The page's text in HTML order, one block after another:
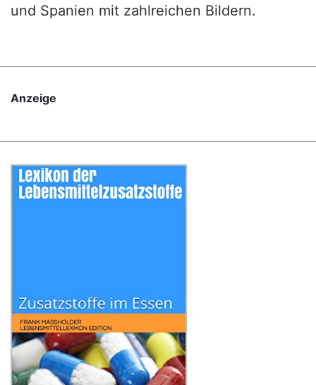
und Spanien mit zahlreichen Bildern.
Anzeige